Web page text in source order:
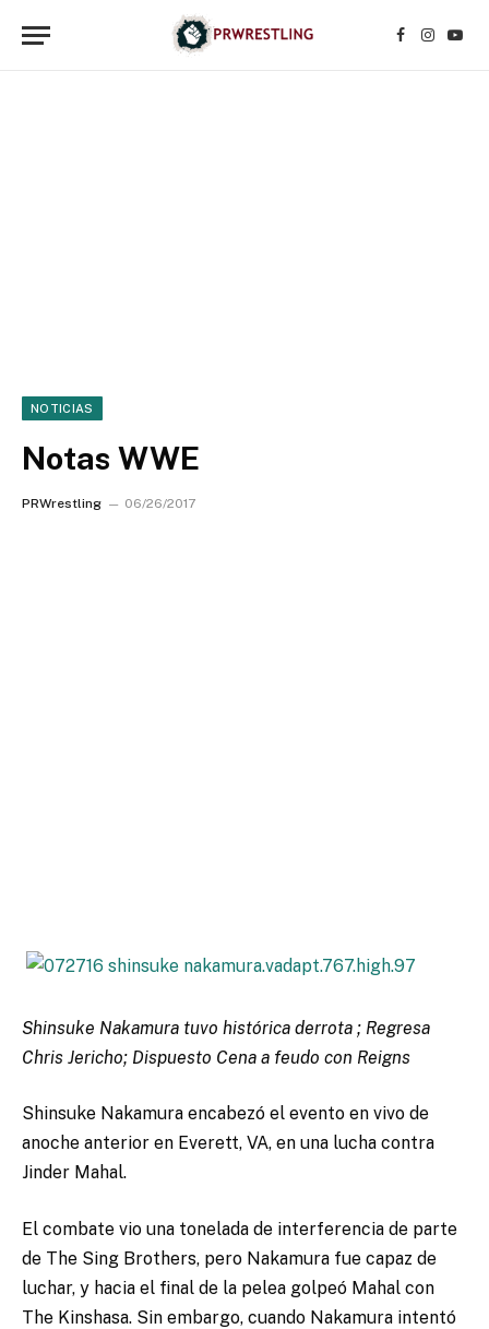
Facebook
NOTICIAS
Notas WWE
PRWrestling 06/26/2017
Shinsuke Nakamura tuvo histórica derrota ; Regresa
Chris Jericho; Dispuesto Cena a feudo con Reigns
Shinsuke Nakamura encabezó el evento en vivo de
anoche anterior en Everett, VA, en una lucha contra
Jinder Mahal.
El combate vio una tonelada de interferencia de parte
de The Sing Brothers, pero Nakamura fue capaz de
luchar, y hacia el final de la pelea golpeó Mahal con
The Kinshasa. Sin embargo, cuando Nakamura intentó